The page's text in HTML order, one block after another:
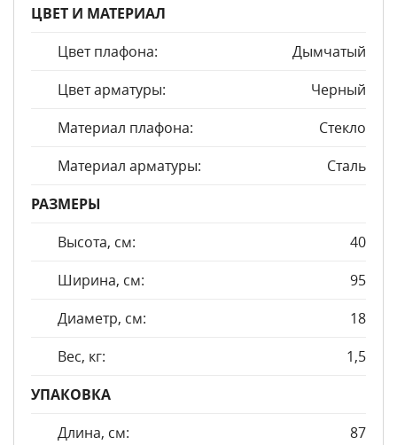
ЦВЕТ И МАТЕРИАЛ
Цвет плафона:
Дымчатый
Цвет арматуры:
Черный
Материал плафона:
Стекло
Материал арматуры:
Сталь
РАЗМЕРЫ
Высота, см:
40
Ширина, см:
95
Диаметр, см:
18
Вес, кг:
1,5
УПАКОВКА
Длина, см:
87